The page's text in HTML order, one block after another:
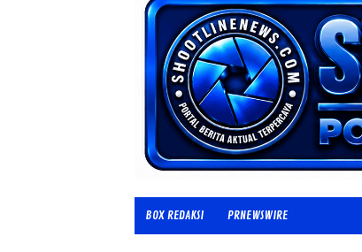
BOX REDAKSI PRNEWSWIRE